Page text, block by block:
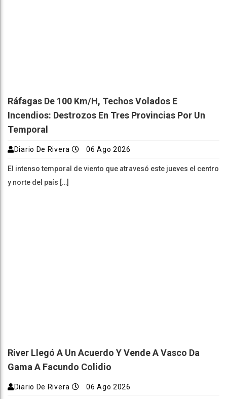
Ráfagas De 100 Km/h, Techos Volados E
Incendios: Destrozos En Tres Provincias Por Un
Temporal
Diario De Rivera 06 Ago 2026
El intenso temporal de viento que atravesó este jueves el centro
y norte del país […]
River Llegó A Un Acuerdo Y Vende A Vasco Da
Gama A Facundo Colidio
Diario De Rivera 06 Ago 2026